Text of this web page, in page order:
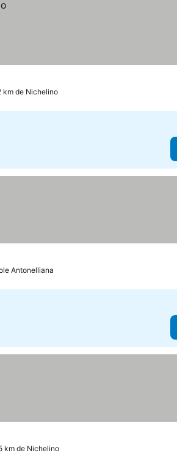
km de Nichelino
Antonelliana
km de Nichelino